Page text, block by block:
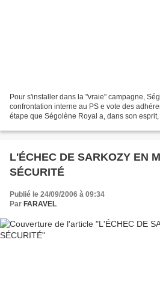
Pour s'installer dans la "vraie" campagne,
confrontation interne au PS e vote des
étape que Ségolène Royal a, dans son
L'ÉCHEC DE SARKOZY EN
SÉCURITÉ
Publié le 24/09/2006 à 09:34
Par FARAVEL